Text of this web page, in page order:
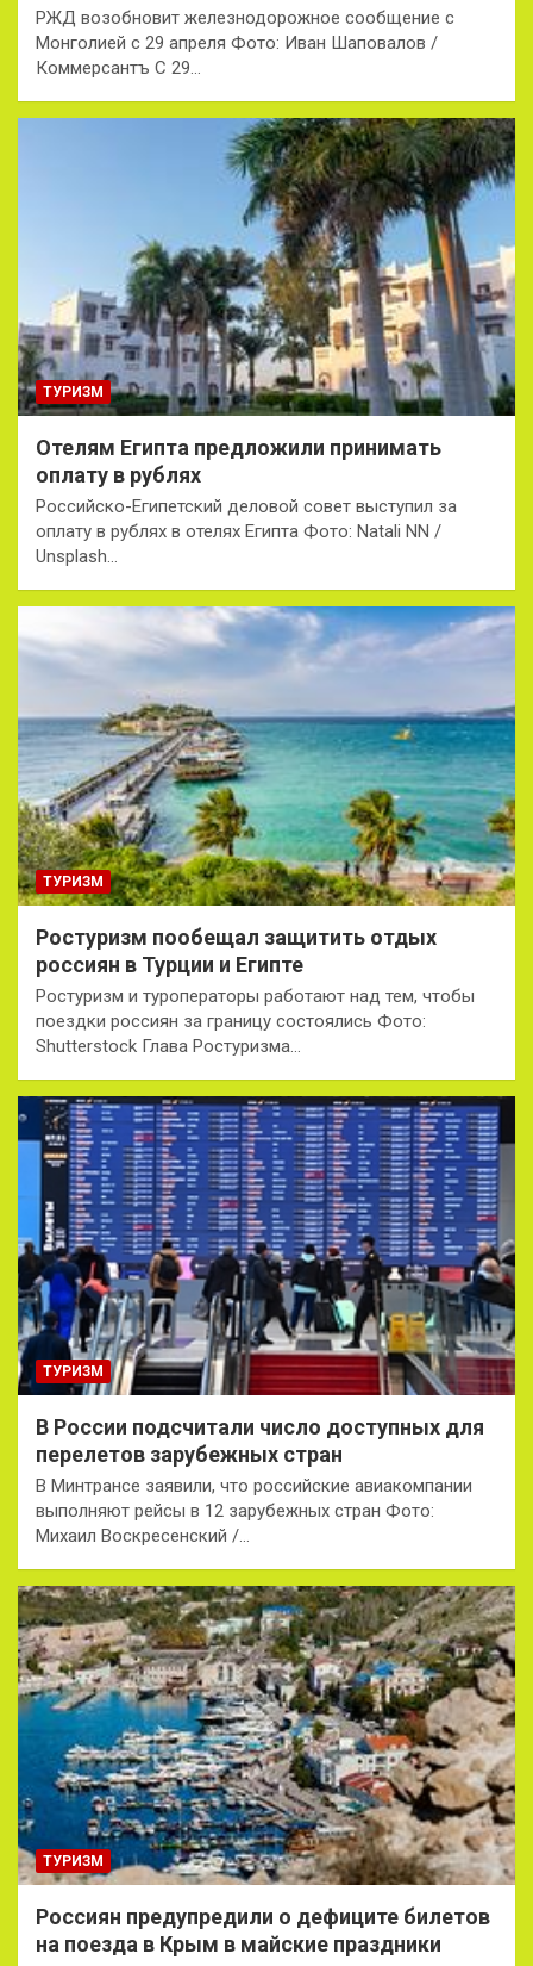
РЖД возобновит железнодорожное сообщение с
Монголией с 29 апреля Фото: Иван Шаповалов /
Коммерсантъ С 29…
ТУРИЗМ
Отелям Египта предложили принимать
оплату в рублях
Российско-Египетский деловой совет выступил за
оплату в рублях в отелях Египта Фото: Natali NN /
Unsplash…
ТУРИЗМ
Ростуризм пообещал защитить отдых
россиян в Турции и Египте
Ростуризм и туроператоры работают над тем, чтобы
поездки россиян за границу состоялись Фото:
Shutterstock Глава Ростуризма…
ТУРИЗМ
В России подсчитали число доступных для
перелетов зарубежных стран
В Минтрансе заявили, что российские авиакомпании
выполняют рейсы в 12 зарубежных стран Фото:
Михаил Воскресенский /…
ТУРИЗМ
Россиян предупредили о дефиците билетов
на поезда в Крым в майские праздники